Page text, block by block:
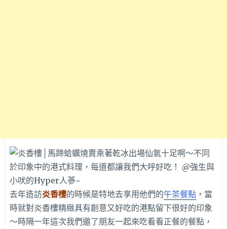
去年造訪炎香樓的時候是特地去享用他們的午茶餐點，當
時就對炎香樓精緻具有創意又好吃的港點留下很好的印象
～時隔一年這次我們邀了朋友一起來吃看看正餐的餐點，